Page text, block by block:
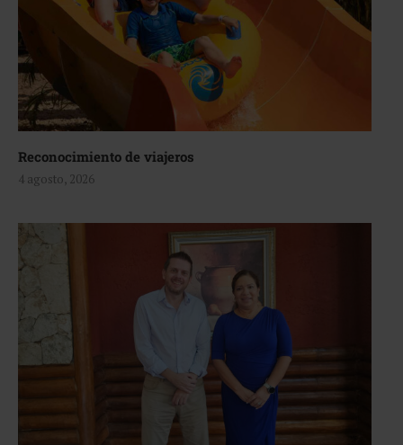
Reconocimiento de viajeros
4 agosto, 2026